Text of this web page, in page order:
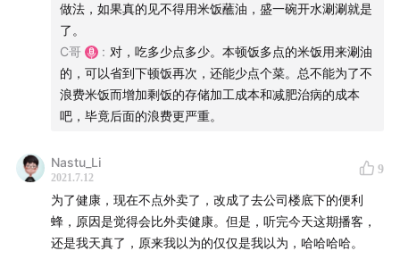
以及，“未发现鸡蛋摄入与全因死亡、血清胆固醇水平升高及
心血管疾病的发病风险存在显著关联”≠“鸡蛋可以往死里造，
吃多少都没安全风险”，事实上，一切食物都不能这么造，对
你的身体好一点吧。
做法，如果真的见不得用米饭蘸油，盛一碗开水涮涮就是
了。
C哥
: 对，吃多少点多少。本顿饭多点的米饭用来涮油
的，可以省到下顿饭再次，还能少点个菜。总不能为了不
浪费米饭而增加剩饭的存储加工成本和减肥治病的成本
吧，毕竟后面的浪费更严重。
Nastu_Li
2021.7.12
9
为了健康，现在不点外卖了，改成了去公司楼底下的便利
蜂，原因是觉得会比外卖健康。但是，听完今天这期播客，
还是我天真了，原来我以为的仅仅是我以为，哈哈哈哈。